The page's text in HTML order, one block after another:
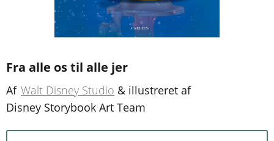
Fra alle os til alle jer
Af Walt Disney Studio & illustreret af
Disney Storybook Art Team